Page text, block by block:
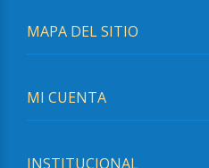
MAPA DEL SITIO
MI CUENTA
INSTITUCIONAL